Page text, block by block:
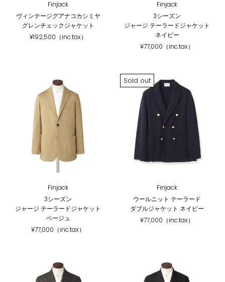
Finjack
ヴィンテージグアナコカシミヤ
グレンチェックジャケット
¥192,500（inc.tax）
Finjack
3シーズン
ジャージ テーラードジャケット
ネイビー
¥77,000（inc.tax）
Finjack
3シーズン
ジャージ テーラードジャケット
ベージュ
¥77,000（inc.tax）
Sold out
Finjack
ウールニット テーラード
ダブルジャケット ネイビー
¥77,000（inc.tax）